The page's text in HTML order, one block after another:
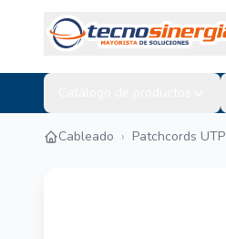
Cableado › Patchcords UTP